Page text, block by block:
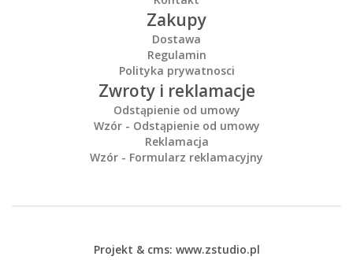
Zakupy
Dostawa
Regulamin
Polityka prywatnosci
Zwroty i reklamacje
Odstąpienie od umowy
Wzór - Odstąpienie od umowy
Reklamacja
Wzór - Formularz reklamacyjny
Projekt & cms: www.zstudio.pl